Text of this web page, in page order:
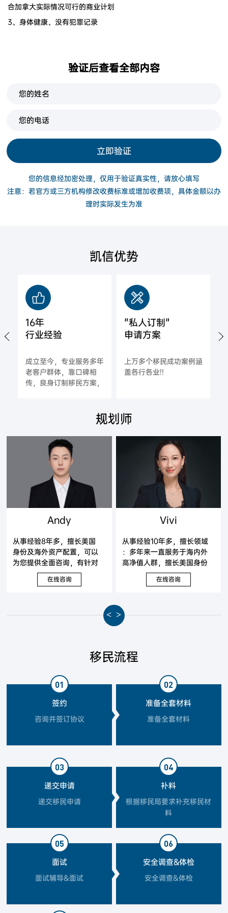
合加拿大实际情况可行的商业计划
3、身体健康、没有犯罪记录
验证后查看全部内容
立即验证
您的信息经加密处理，仅用于验证真实性，请放心填写
注意：若官方或三方机构修改收费标准或增加收费项，具体金额以办
理时实际发生为准
凯信优势
16年
行业经验
成立至今，专业服务多年
老客户群体，靠口碑相
传，良身订制移民方案，
"私人订制"
申请方案
上万多个移民成功案例涵
盖各行各业!!
规划师
Andy
从事经验8年多，擅长美国
身份及海外资产配置，可以
为您提供全面咨询，有针对
性地提出解决方案。
在线咨询
Vivi
从事经验10年多，擅长领域
：多年来一直服务于海内外
高净值人群，擅长美国身份
及海外资产配置，可以为您
提供全面咨询，有针对性地
在线咨询
< >
移民流程
01
签约
咨询并签订协议
02
准备全套材料
准备全套材料
03
递交申请
递交移民申请
04
补料
根据移民局要求补充移民材
料
05
面试
面试辅导&面试
06
安全调查&体检
安全调查&体检